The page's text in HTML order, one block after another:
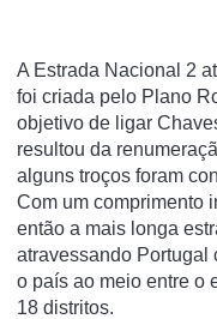
A Estrada Nacional 2
foi criada pelo Plano
objetivo de ligar
resultou da
alguns troços foram
Com um comprimento
então a mais longa
atravessando Portugal
o país ao meio entre o
18 distritos.